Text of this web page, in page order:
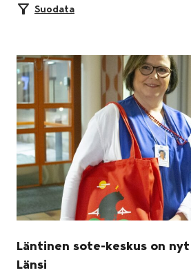
Suodata
Läntinen sote-keskus on
Länsi